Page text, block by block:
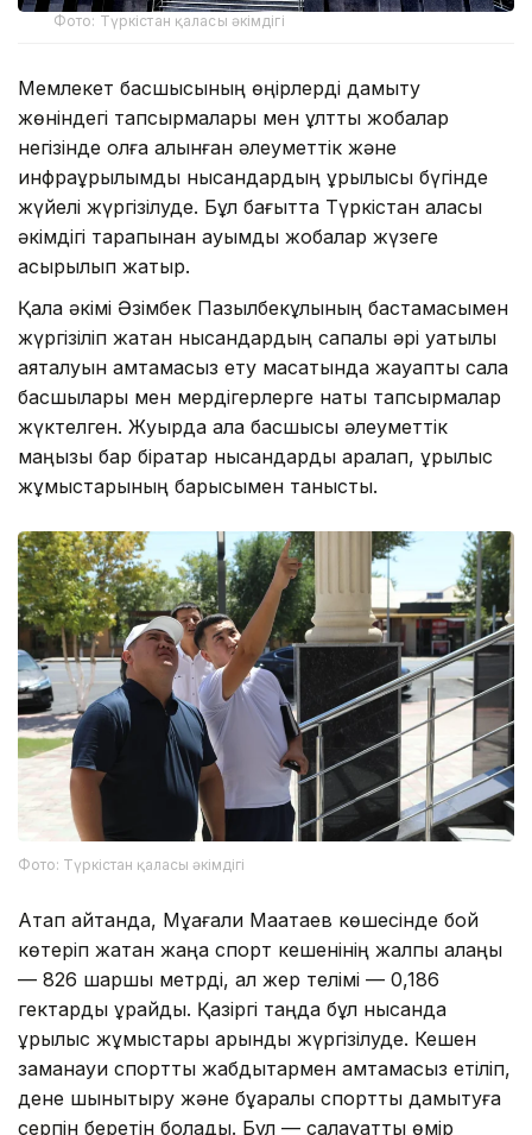
Фото: Түркістан қаласы әкімдігі
Мемлекет басшысының өңірлерді дамыту
жөніндегі тапсырмалары мен ұлттық жобалар
негізінде қолға алынған әлеуметтік және
инфрақұрылымдық нысандардың құрылысы бүгінде
жүйелі жүргізілуде. Бұл бағытта Түркістан қаласы
әкімдігі тарапынан ауқымды жобалар жүзеге
асырылып жатыр.
Қала әкімі Әзімбек Пазылбекұлының бастамасымен
жүргізіліп жатқан нысандардың сапалы әрі уақтылы
аяқталуын қамтамасыз ету мақсатында жауапты сала
басшылары мен мердігерлерге нақты тапсырмалар
жүктелген. Жуырда қала басшысы әлеуметтік
маңызы бар бірқатар нысандарды аралап, құрылыс
жұмыстарының барысымен танысты.
Фото: Түркістан қаласы әкімдігі
Атап айтқанда, Мұқағали Мақатаев көшесінде бой
көтеріп жатқан жаңа спорт кешенінің жалпы алаңы
— 826 шаршы метрді, ал жер телімі — 0,186
гектарды құрайды. Қазіргі таңда бұл нысанда
құрылыс жұмыстары қарқынды жүргізілуде. Кешен
заманауи спорттық жабдықтармен қамтамасыз етіліп,
дене шынықтыру және бұқаралық спортты дамытуға
серпін беретін болады. Бұл — салауатты өмір